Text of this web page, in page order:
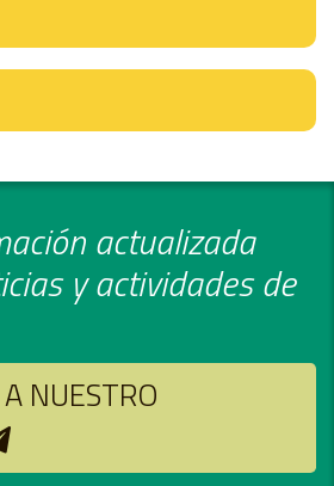
actualizada
y actividades de
NUESTRO